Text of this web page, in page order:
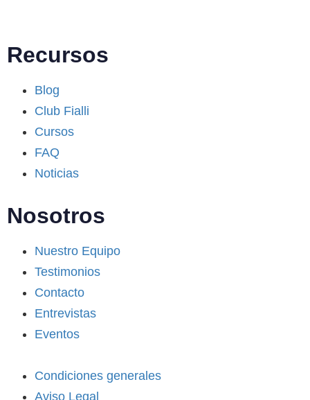
Recursos
Blog
Club Fialli
Cursos
FAQ
Noticias
Nosotros
Nuestro Equipo
Testimonios
Contacto
Entrevistas
Eventos
Condiciones generales
Aviso Legal